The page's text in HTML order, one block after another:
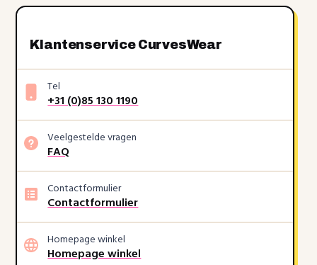
Klantenservice CurvesWear
Tel
+31 (0)85 130 1190
Veelgestelde vragen
FAQ
Contactformulier
Contactformulier
Homepage winkel
Homepage winkel